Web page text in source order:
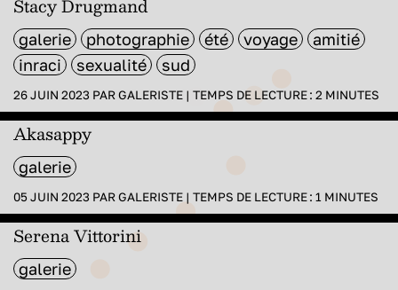
Stacy Drugmand
galerie photographie été voyage
amitié
inraci
sexualité sud
26 JUIN 2023 PARGALERISTE | TEMPS DE LECTURE : 2 MINUTES
Akasappy
galerie
05 JUIN 2023 PARGALERISTE | TEMPS DE LECTURE : 1 MINUTES
Serena Vittorini
galerie